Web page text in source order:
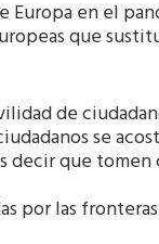
Europa en el
que
de
se
decir que
por las